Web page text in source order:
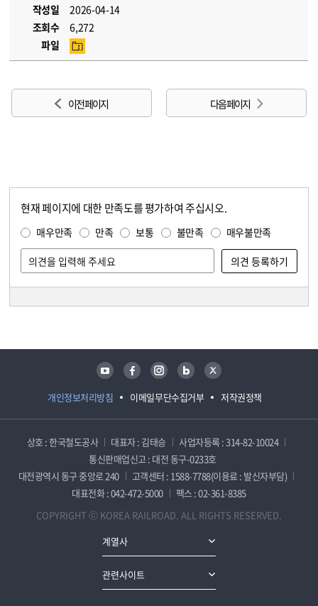
작성일
2026-04-14
조회수
6,272
파일
이전 페이지 다음 페이지
현재 페이지에 대한 만족도를 평가하여 주십시오.
매우만족 만족 보통 불만족 매우불만족
개인정보처리방침 이메일무단수집거부 저작권정책
유튜브 페이스북 인스타그램 블로그 트위터
상호 : 한국철도공사 대표자 : 김태승
사업자등록 : 314-82-10024
통신판매업신고 : 대전 동구-0233호
대전광역시 동구 중앙로 240
고객센터 : 1588-7788(이용료 : 발신자부담)
대표전화 : 042-472-5000
팩스 : 02-361-8385
COPYRIGHT ⓒ KOREA RAILROAD. ALL RIGHTS RESERVED.
계열사
관련사이트